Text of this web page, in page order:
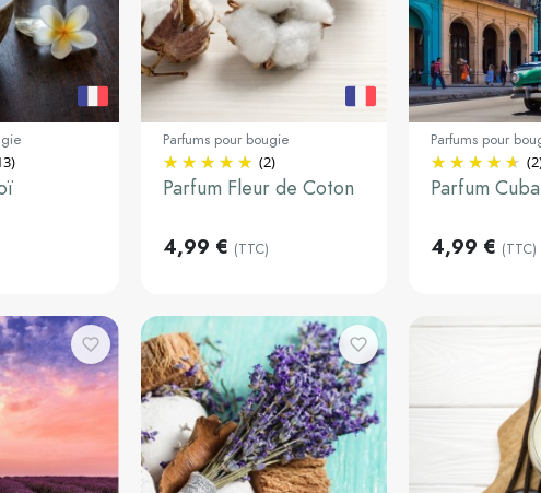
30ml
Parfums pour bougie
(2)
Parfum Fleur de Coton
4,99 € (TTC)
30ml
Parfums pour
Parfum Cuba
4,99 € (TTC)